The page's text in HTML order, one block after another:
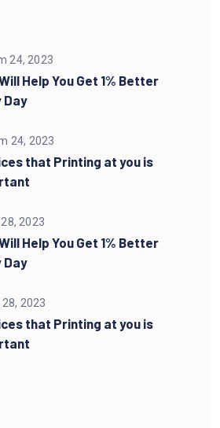
24, 2023
Help You Get 1% Better
Day
24, 2023
that Printing at you is
28, 2023
Help You Get 1% Better
Day
28, 2023
that Printing at you is